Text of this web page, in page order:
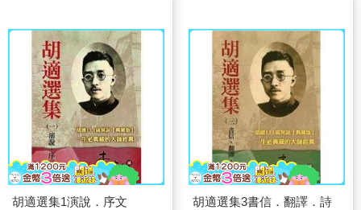
胡適選集1演說．序文
胡適選集3書信．翻譯．詩